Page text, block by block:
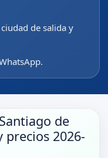
de salida y
de
precios 2026-